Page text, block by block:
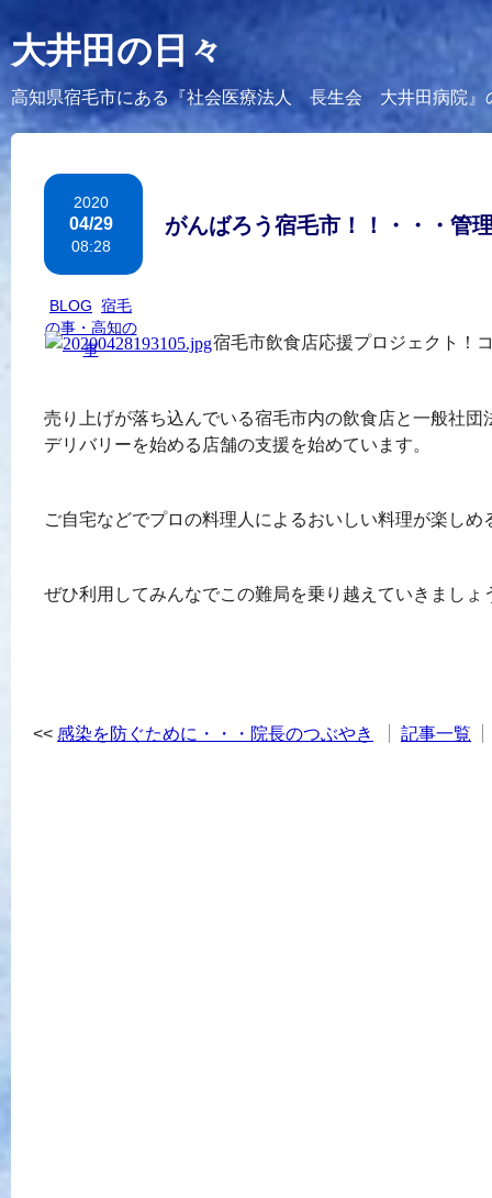
大井田の日々
高知県宿毛市にある『社会医療法人 長生会 大井田病院』
がんばろう宿毛市！！・・・管
2020
04/29
08:28
BLOG 宿毛
の事・高知の
事
宿毛市飲食店応援プロジェクト！
売り上げが落ち込んでいる宿毛市内の飲食店と一般社
デリバリーを始める店舗の支援を始めています。
ご自宅などでプロの料理人によるおいしい料理が楽しめ
ぜひ利用してみんなでこの難局を乗り越えていきましょ
感染を防ぐために・・・院長のつぶやき 記事一覧